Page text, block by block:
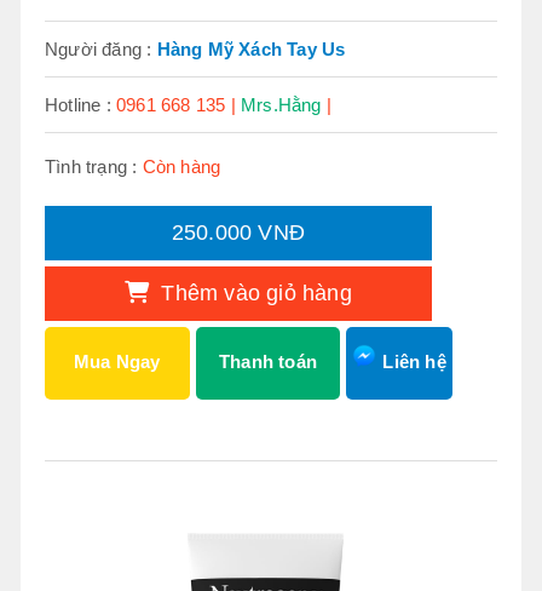
Người đăng : Hàng Mỹ Xách Tay Us
Hotline :0961 668 135 | Mrs.Hằng |
Tình trạng : Còn hàng
250.000 VNĐ
Thêm vào giỏ hàng
Mua Ngay Thanh toán Liên hệ